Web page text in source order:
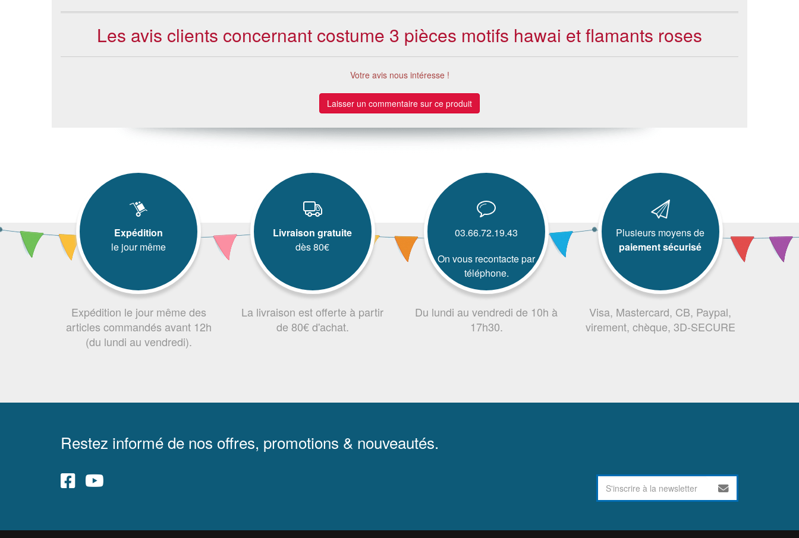
Les avis clients concernant costume 3 pièces motifs hawai et flamants roses
Votre avis nous intéresse !
Laisser un commentaire sur ce produit
Expédition
le jour même
Expédition le jour même des
articles commandés avant 12h
(du lundi au vendredi).
Livraison gratuite
dès 80€
La livraison est offerte à partir
de 80€ d'achat.
03.66.72.19.43
On vous recontacte par
téléphone.
Du lundi au vendredi de 10h à
17h30.
Plusieurs moyens de
paiement sécurisé
Visa, Mastercard, CB, Paypal,
virement, chèque, 3D-SECURE
Restez informé de nos offres, promotions & nouveautés.